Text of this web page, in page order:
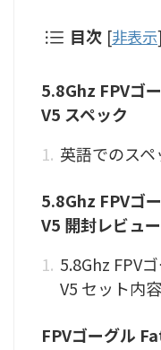
目次 [非表示]
5.8Ghz FPVゴ
V5 スペック
英語でのスペ
5.8Ghz FPVゴ
V5 開封レビュー
5.8Ghz FPV
V5 セット内容
FPVゴーグル